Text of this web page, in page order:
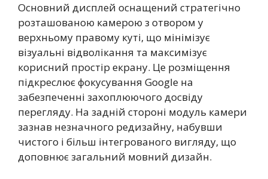
Основний дисплей оснащений стратегічно
розташованою камерою з отвором у
верхньому правому куті, що мінімізує
візуальні відволікання та максимізує
корисний простір екрану. Це розміщення
підкреслює фокусування Google на
забезпеченні захоплюючого досвіду
перегляду. На задній стороні модуль камери
зазнав незначного редизайну, набувши
чистого і більш інтегрованого вигляду, що
доповнює загальний мовний дизайн.